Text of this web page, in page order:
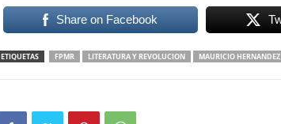
Share on Facebook
ETIQUETAS FPMR LITERATURA Y REVOLUCION MAURICIO